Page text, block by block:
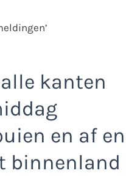
kanten
en af en
binnenland